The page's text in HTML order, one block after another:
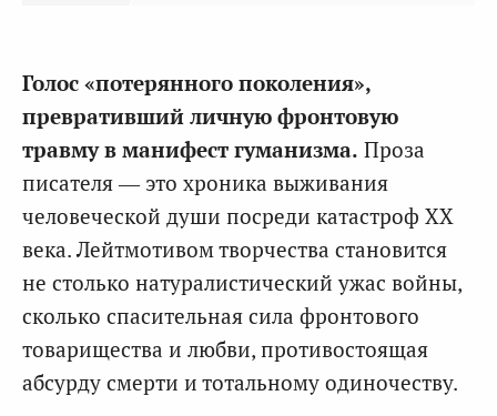
Голос «потерянного поколения»,
превративший личную фронтовую
травму в манифест гуманизма. Проза
писателя — это хроника выживания
человеческой души посреди катастроф XX
века. Лейтмотивом творчества становится
не столько натуралистический ужас войны,
сколько спасительная сила фронтового
товарищества и любви, противостоящая
абсурду смерти и тотальному одиночеству.